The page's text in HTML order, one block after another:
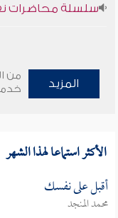
سلسلة محاضرات
المزيد
من
الأكثر استماعا لهذا الشهر
أقبل على نفسك
محمد المنجد